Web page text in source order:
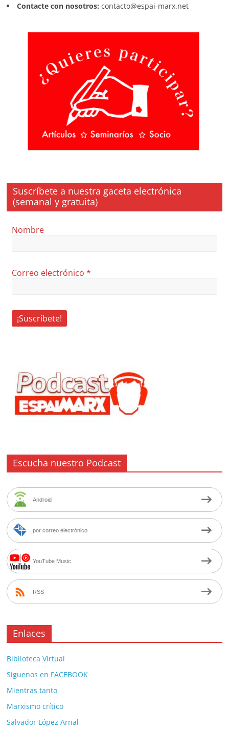
Contacte con nosotros: contacto@espai-marx.net
Suscríbete a nuestra gaceta electrónica
(semanal y gratuita)
Nombre
Correo electrónico*
Escucha nuestro Podcast
Android
por correo electrónico
YouTube Music
RSS
Enlaces
Biblioteca Virtual
Síguenos en FACEBOOK
Mientras tanto
Marxismo crítico
Salvador López Arnal